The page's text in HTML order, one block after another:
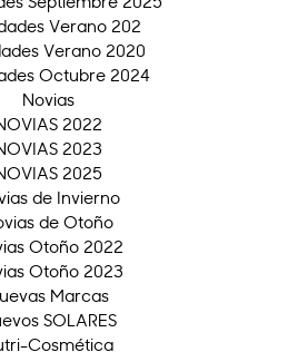
Verano 202
Verano 2020
Octubre 2024
Novias
2022
2023
2025
de Invierno
de Otoño
Otoño 2022
Otoño 2023
Marcas
SOLARES
Cosmética